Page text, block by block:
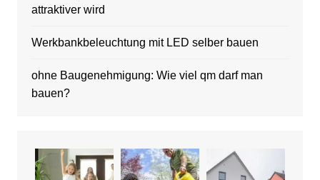
attraktiver wird
Werkbankbeleuchtung mit LED selber bauen
ohne Baugenehmigung: Wie viel qm darf man
bauen?